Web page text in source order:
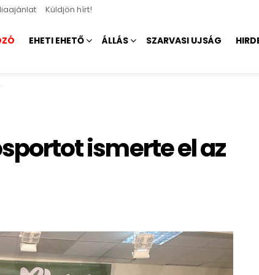
Küldjön hírt!
EHETI EHETŐ ÁLLÁS SZARVASI UJSÁG
ismerte el az